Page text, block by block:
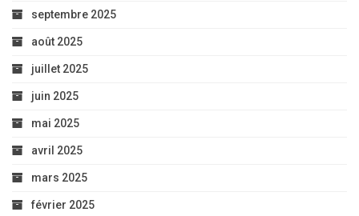
septembre 2025
août 2025
juillet 2025
juin 2025
mai 2025
avril 2025
mars 2025
février 2025